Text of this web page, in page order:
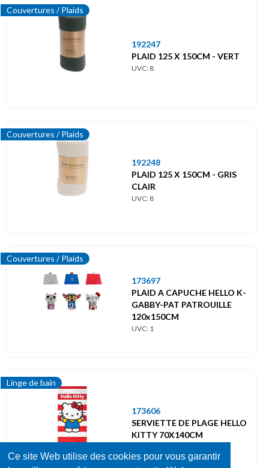
Ce site Web utilise des cookies pour vous garantir
Couvertures / Plaids
192247
PLAID 125 X 150CM - VERT
UVC: 8
Couvertures / Plaids
192248
PLAID 125 X 150CM - GRIS
CLAIR
UVC: 8
Couvertures / Plaids
173697
PLAID A CAPUCHE HELLO K-
GABBY-PAT PATROUILLE
120x150CM
UVC: 1
Linge de bain
173606
SERVIETTE DE PLAGE HELLO
KITTY 70X140CM